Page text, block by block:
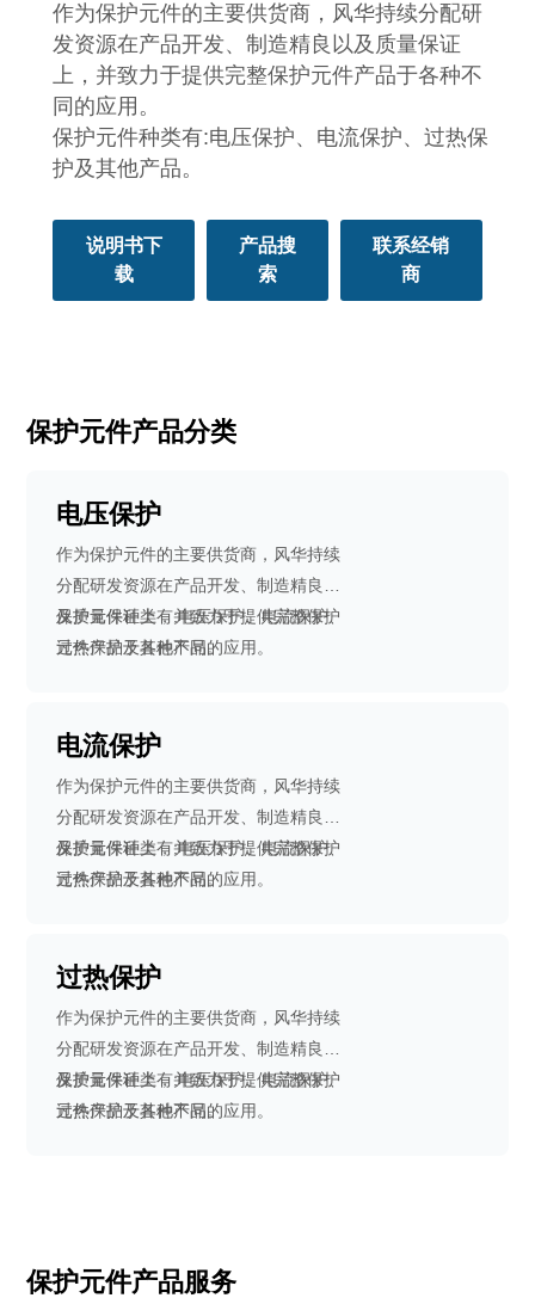
作为保护元件的主要供货商，风华持续分配研
发资源在产品开发、制造精良以及质量保证
上，并致力于提供完整保护元件产品于各种不
同的应用。
保护元件种类有:电压保护、电流保护、过热保
护及其他产品。
说明书下
载
产品搜
索
联系经销
商
保护元件产品分类
电压保护
作为保护元件的主要供货商，风华持续
分配研发资源在产品开发、制造精良以
及质量保证上，并致力于提供完整保护
元件产品于各种不同的应用。
保护元件种类有:电压保护、电流保护、
过热保护及其他产品。
电流保护
作为保护元件的主要供货商，风华持续
分配研发资源在产品开发、制造精良以
及质量保证上，并致力于提供完整保护
元件产品于各种不同的应用。
保护元件种类有:电压保护、电流保护、
过热保护及其他产品。
过热保护
作为保护元件的主要供货商，风华持续
分配研发资源在产品开发、制造精良以
及质量保证上，并致力于提供完整保护
元件产品于各种不同的应用。
保护元件种类有:电压保护、电流保护、
过热保护及其他产品。
保护元件产品服务